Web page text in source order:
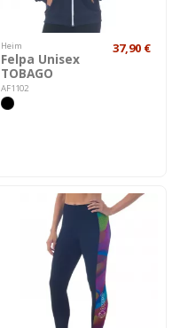
Heim
Felpa Unisex
TOBAGO
AF1102
37,90 €